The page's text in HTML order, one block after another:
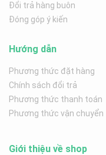
Đổi trả hàng buôn
Đóng góp ý kiến
Hướng dẫn
Phương thức đặt hàng
Chính sách đổi trả
Phương thức thanh toán
Phương thức vận chuyển
Giới thiệu về shop